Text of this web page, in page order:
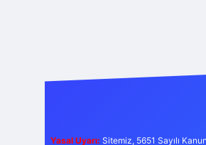
Yasal Uyarı: Sitemiz, 5651 Sayılı